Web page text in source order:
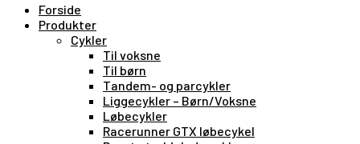
Forside
Produkter
Cykler
Til voksne
Til børn
Tandem- og parcykler
Liggecykler – Børn/Voksne
Løbecykler
Racerunner GTX løbecykel